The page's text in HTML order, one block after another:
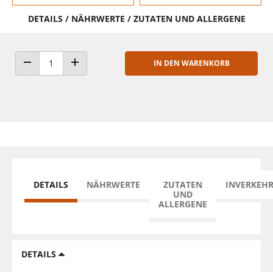
DETAILS / NÄHRWERTE / ZUTATEN UND ALLERGENE
ANZAHL VERRINGERNANZAHL ERHÖHEN
IN DEN WARENKORB
DETAILS NÄHRWERTE
ZUTATEN
UND
ALLERGENE
DETAILS